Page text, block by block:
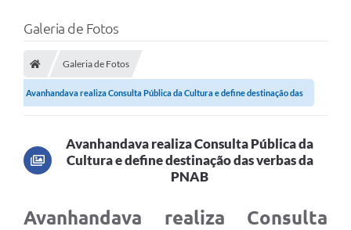
Galeria de Fotos
Galeria de Fotos
Avanhandava realiza Consulta Pública da Cultura e define destinação das
Avanhandava realiza Consulta Pública da
Cultura e define destinação das verbas da
PNAB
Avanhandava realiza Consulta